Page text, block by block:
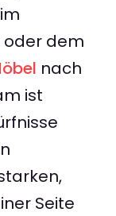
oder dem
nach
ist
Seite